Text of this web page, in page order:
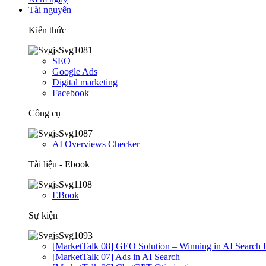
Tài nguyên
Kiến thức
SEO
Google Ads
Digital marketing
Facebook
Công cụ
AI Overviews Checker
Tài liệu - Ebook
EBook
Sự kiện
[MarketTalk 08] GEO Solution – Winning in AI Search
[MarketTalk 07] Ads in AI Search